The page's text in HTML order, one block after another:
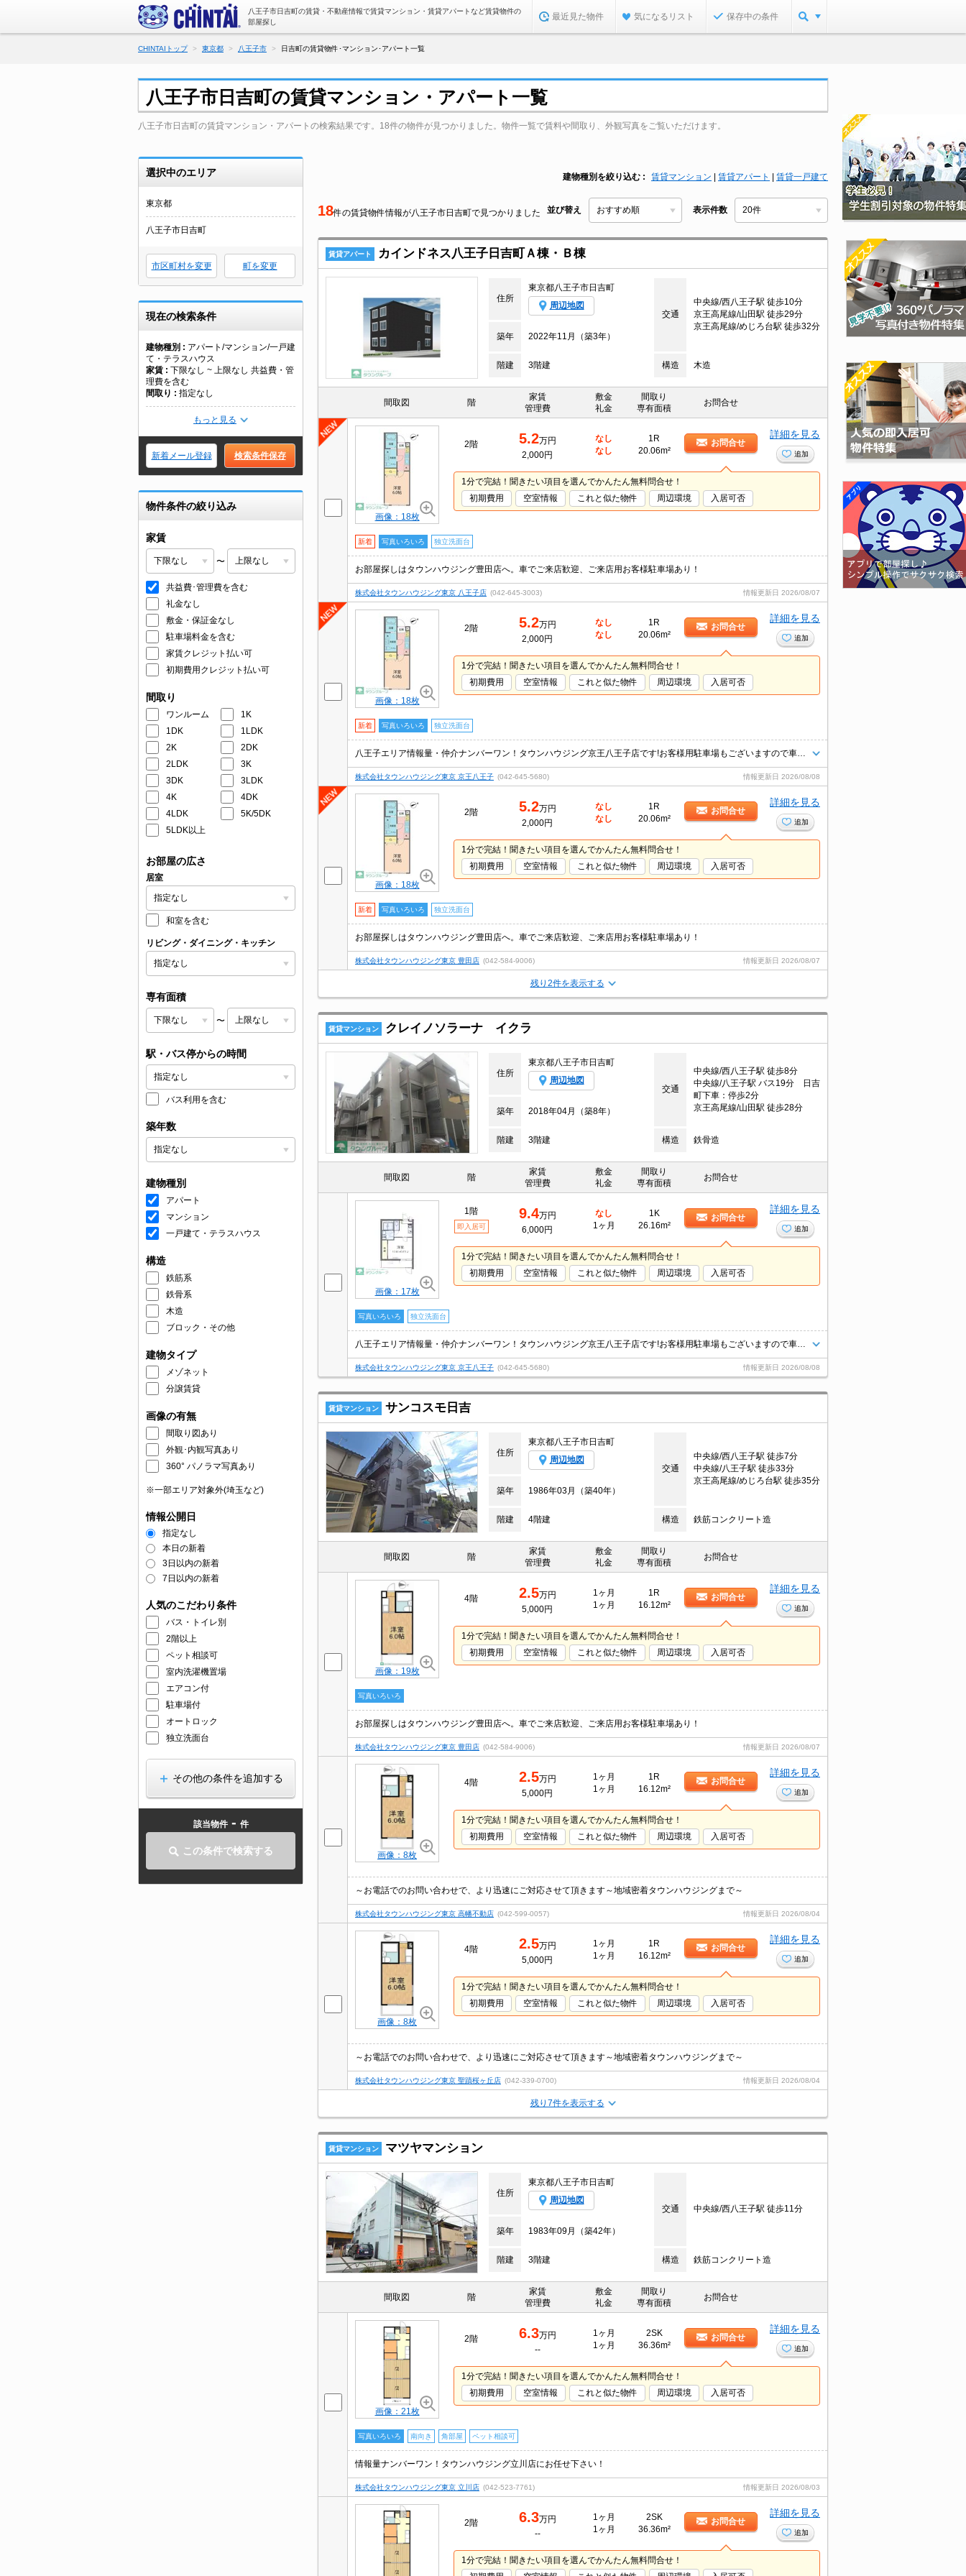
八王子市日吉町の賃貸・不動産情報で賃貸マンション・賃貸アパートなど賃貸物件の
部屋探し
最近見た物件 気になるリスト 保存中の条件
CHINTAIトップ 東京都 八王子市 日吉町の賃貸物件･マンション･アパート一覧
八王子市日吉町の賃貸マンション・アパート一覧
八王子市日吉町の賃貸マンション・アパートの検索結果です。18件の物件が見つかりました。物件一覧で賃料や間取り、外観写真をご覧いただけます。
選択中のエリア
東京都
八王子市日吉町
市区町村を変更 町を変更
現在の検索条件
建物種別
アパート/マンション/一戸建
て・テラスハウス
家賃
下限なし ~ 上限なし 共益費・管
理費を含む
間取り
指定なし
もっと見る
新着メール登録 検索条件保存
物件条件の絞り込み
家賃
〜
共益費･管理費を含む
礼金なし
敷金・保証金なし
駐車場料金を含む
家賃クレジット払い可
初期費用クレジット払い可
間取り
ワンルーム
1K
1DK
1LDK
2K
2DK
2LDK
3K
3DK
3LDK
4K
4DK
4LDK
5K/5DK
5LDK以上
お部屋の広さ
居室
和室を含む
リビング・ダイニング・キッチン
専有面積
〜
駅・バス停からの時間
バス利用を含む
築年数
建物種別
アパート
マンション
一戸建て・テラスハウス
構造
鉄筋系
鉄骨系
木造
ブロック・その他
建物タイプ
メゾネット
分譲賃貸
画像の有無
間取り図あり
外観･内観写真あり
360° パノラマ写真あり
※一部エリア対象外(埼玉など)
情報公開日
指定なし
本日の新着
3日以内の新着
7日以内の新着
人気のこだわり条件
バス・トイレ別
2階以上
ペット相談可
室内洗濯機置場
エアコン付
駐車場付
オートロック
独立洗面台
その他の条件を追加する
該当物件 - 件
この条件で検索する
建物種別を絞り込む 賃貸マンション 賃貸アパート 賃貸一戸建て
18件の賃貸物件情報が八王子市日吉町で見つかりました 並び替え 表示件数
賃貸アパート カインドネス八王子日吉町Ａ棟・Ｂ棟
住所
東京都八王子市日吉町
周辺地図
交通
中央線/西八王子駅 徒歩10分
京王高尾線/山田駅 徒歩29分
京王高尾線/めじろ台駅 徒歩32分
築年
2022年11月（築3年）
階建 3階建 構造 木造
間取図 階
家賃
管理費
敷金
礼金
間取り
専有面積
お問合せ
画像：18枚
2階 5.2万円
2,000円
なし
なし
1R
20.06m²
お問合せ
詳細を見る
追加
1分で完結！聞きたい項目を選んでかんたん無料問合せ！
初期費用
空室情報 これと似た物件 周辺環境 入居可否
新着 写真いろいろ 独立洗面台
お部屋探しはタウンハウジング豊田店へ。車でご来店歓迎、ご来店用お客様駐車場あり！
株式会社タウンハウジング東京 八王子店 (042-645-3003) 情報更新日 2026/08/07
画像：18枚
2階 5.2万円
2,000円
なし
なし
1R
20.06m²
お問合せ
詳細を見る
追加
1分で完結！聞きたい項目を選んでかんたん無料問合せ！
初期費用
空室情報 これと似た物件 周辺環境 入居可否
新着 写真いろいろ 独立洗面台
株式会社タウンハウジング東京 京王八王子 (042-645-5680) 情報更新日 2026/08/08
画像：18枚
2階 5.2万円
2,000円
なし
なし
1R
20.06m²
お問合せ
詳細を見る
追加
1分で完結！聞きたい項目を選んでかんたん無料問合せ！
初期費用
空室情報 これと似た物件 周辺環境 入居可否
新着 写真いろいろ 独立洗面台
お部屋探しはタウンハウジング豊田店へ。車でご来店歓迎、ご来店用お客様駐車場あり！
株式会社タウンハウジング東京 豊田店 (042-584-9006) 情報更新日 2026/08/07
残り2件を表示する
賃貸マンション クレイノソラーナ イクラ
住所
東京都八王子市日吉町
周辺地図
交通
中央線/西八王子駅 徒歩8分
中央線/八王子駅 バス19分 日吉
町下車：停歩2分
京王高尾線/山田駅 徒歩28分
築年 2018年04月（築8年）
階建 3階建 構造 鉄骨造
間取図 階
家賃
管理費
敷金
礼金
間取り
専有面積
お問合せ
画像：17枚
1階
即入居可
9.4万円
6,000円
なし
1ヶ月
1K
26.16m²
お問合せ
詳細を見る
追加
1分で完結！聞きたい項目を選んでかんたん無料問合せ！
初期費用
空室情報 これと似た物件 周辺環境 入居可否
写真いろいろ 独立洗面台
株式会社タウンハウジング東京 京王八王子 (042-645-5680) 情報更新日 2026/08/08
賃貸マンション サンコスモ日吉
住所
東京都八王子市日吉町
周辺地図
交通
中央線/西八王子駅 徒歩7分
中央線/八王子駅 徒歩33分
京王高尾線/めじろ台駅 徒歩35分
築年
1986年03月（築40年）
階建 4階建 構造 鉄筋コンクリート造
間取図 階
家賃
管理費
敷金
礼金
間取り
専有面積
お問合せ
画像：19枚
4階 2.5万円
5,000円
1ヶ月
1ヶ月
1R
16.12m²
お問合せ
詳細を見る
追加
1分で完結！聞きたい項目を選んでかんたん無料問合せ！
初期費用
空室情報 これと似た物件 周辺環境 入居可否
写真いろいろ
お部屋探しはタウンハウジング豊田店へ。車でご来店歓迎、ご来店用お客様駐車場あり！
株式会社タウンハウジング東京 豊田店 (042-584-9006) 情報更新日 2026/08/07
画像：8枚
4階 2.5万円
5,000円
1ヶ月
1ヶ月
1R
16.12m²
お問合せ
詳細を見る
追加
1分で完結！聞きたい項目を選んでかんたん無料問合せ！
初期費用
空室情報 これと似た物件 周辺環境 入居可否
～お電話でのお問い合わせで、より迅速にご対応させて頂きます～地域密着タウンハウジングまで～
株式会社タウンハウジング東京 高幡不動店 (042-599-0057) 情報更新日 2026/08/04
画像：8枚
4階 2.5万円
5,000円
1ヶ月
1ヶ月
1R
16.12m²
お問合せ
詳細を見る
追加
1分で完結！聞きたい項目を選んでかんたん無料問合せ！
初期費用
空室情報 これと似た物件 周辺環境 入居可否
～お電話でのお問い合わせで、より迅速にご対応させて頂きます～地域密着タウンハウジングまで～
株式会社タウンハウジング東京 聖蹟桜ヶ丘店 (042-339-0700) 情報更新日 2026/08/04
残り7件を表示する
賃貸マンション マツヤマンション
住所
東京都八王子市日吉町
周辺地図
交通
中央線/西八王子駅 徒歩11分
築年 1983年09月（築42年）
階建 3階建 構造 鉄筋コンクリート造
間取図 階
家賃
管理費
敷金
礼金
間取り
専有面積
お問合せ
画像：21枚
2階 6.3万円
--
1ヶ月
1ヶ月
2SK
36.36m²
お問合せ
詳細を見る
追加
1分で完結！聞きたい項目を選んでかんたん無料問合せ！
初期費用
空室情報 これと似た物件 周辺環境 入居可否
写真いろいろ 南向き 角部屋 ペット相談可
情報量ナンバーワン！タウンハウジング立川店にお任せ下さい！
株式会社タウンハウジング東京 立川店 (042-523-7761) 情報更新日 2026/08/03
2階 6.3万円
--
1ヶ月
1ヶ月
2SK
36.36m²
お問合せ
詳細を見る
追加
1分で完結！聞きたい項目を選んでかんたん無料問合せ！